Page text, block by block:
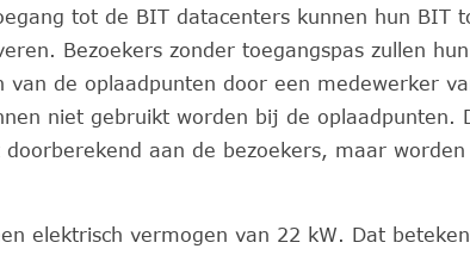
tot de BIT datacenters kunnen hun BIT
Bezoekers zonder toegangspas zullen
van de oplaadpunten door een medewerker
niet gebruikt worden bij de oplaadpunten.
aan de bezoekers, maar worden
elektrisch vermogen van 22 kW. Dat